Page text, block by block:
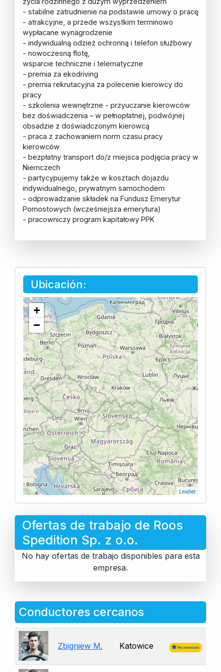
- stabilne zatrudnienie na podstawie umowy o pracę
- atrakcyjne, a przede wszystkim terminowo
wypłacane wynagrodzenie
- indywidualną odzież ochronną i telefon służbowy
- nowoczesną flotę,
wsparcie techniczne i telematyczne
- premia za ekodriving
- premia rekrutacyjna za polecenie kierowcy do
pracy
- szkolenia wewnętrzne - przyuczanie kierowców
bez doświadczenia – w pełnopłatnej, podwójnej
obsadzie z doświadczonym kierowcą
- praca z zachowaniem norm czasu pracy
kierowców
- bezpłatny transport do/z miejsca podjęcia pracy w
Niemczech
- partycypujemy także w kosztach dojazdu
indywidualnego, prywatnym samochodem
- odprowadzanie składek na Fundusz Emerytur
Pomostowych (wcześniejsza emerytura)
- pracowniczy program kapitałowy PPK
Ubicación:
+
−
Leaflet
Ofertas de trabajo de Roos
Spedition Sp. z o.o.
No hay ofertas de trabajo disponibles para esta
empresa.
Conductores cercanos
Zbigniew M. Katowice Recomendado